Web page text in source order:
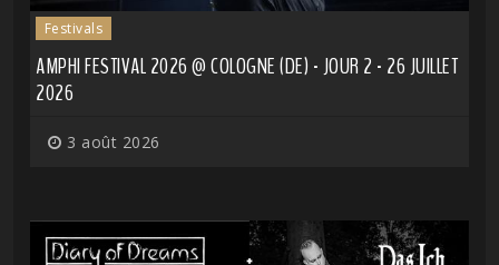
Festivals
AMPHI FESTIVAL 2026 @ COLOGNE (DE) - JOUR 2 - 26 JUILLET
2026
3 août 2026